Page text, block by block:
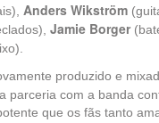
Anders Wikström
Jamie Borger
produzido e
parceria com a banda
que os fãs tanto